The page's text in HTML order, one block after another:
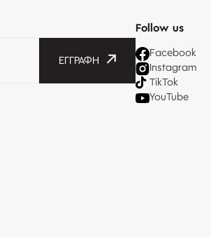
ΕΓΓΡΑΦΉ
Follow us
Facebook
Instagram
TikTok
YouTube